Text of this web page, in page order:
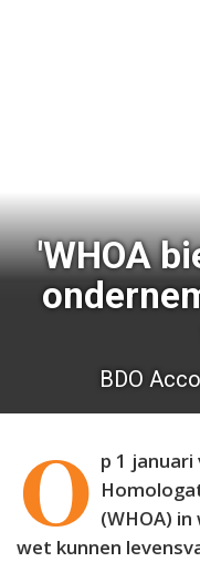
'WHOA
BDO
O p 1
(WHOA)
wet kunnen